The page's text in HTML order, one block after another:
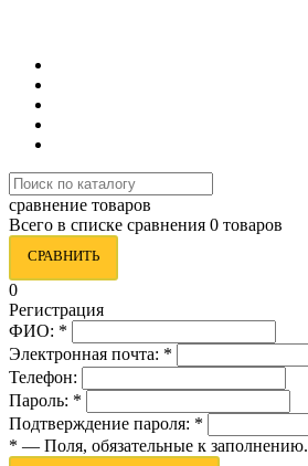
сравнение товаров
Всего в списке сравнения 0 товаров
СРАВНИТЬ
0
Регистрация
ФИО: *
Электронная почта: *
Телефон:
Пароль: *
Подтверждение пароля: *
* — Поля, обязательные к заполнению.